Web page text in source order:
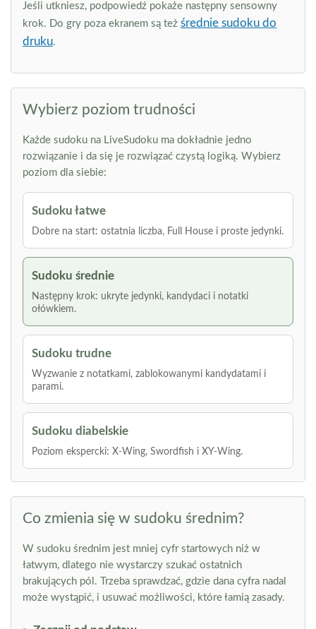
Jeśli utkniesz, podpowiedź pokaże następny sensowny
krok. Do gry poza ekranem są też średnie sudoku do
druku.
Wybierz poziom trudności
Każde sudoku na LiveSudoku ma dokładnie jedno
rozwiązanie i da się je rozwiązać czystą logiką. Wybierz
poziom dla siebie:
Sudoku łatwe
Dobre na start: ostatnia liczba, Full House i proste jedynki.
Sudoku średnie
Następny krok: ukryte jedynki, kandydaci i notatki
ołówkiem.
Sudoku trudne
Wyzwanie z notatkami, zablokowanymi kandydatami i
parami.
Sudoku diabelskie
Poziom ekspercki: X-Wing, Swordfish i XY-Wing.
Co zmienia się w sudoku średnim?
W sudoku średnim jest mniej cyfr startowych niż w
łatwym, dlatego nie wystarczy szukać ostatnich
brakujących pól. Trzeba sprawdzać, gdzie dana cyfra nadal
może wystąpić, i usuwać możliwości, które łamią zasady.